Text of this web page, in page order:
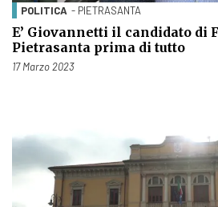
POLITICA - PIETRASANTA
E’ Giovannetti il candidato di
Pietrasanta prima di tutto
Pubblicato il
17 Marzo 2023